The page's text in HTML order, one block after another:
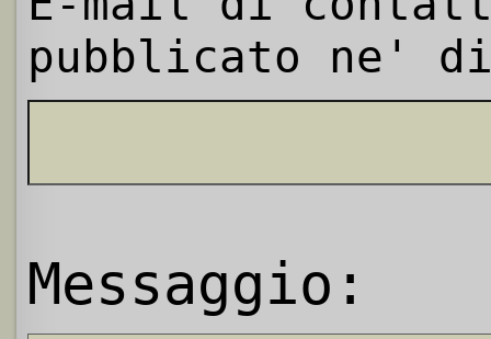
pubblicato ne'
Messaggio: